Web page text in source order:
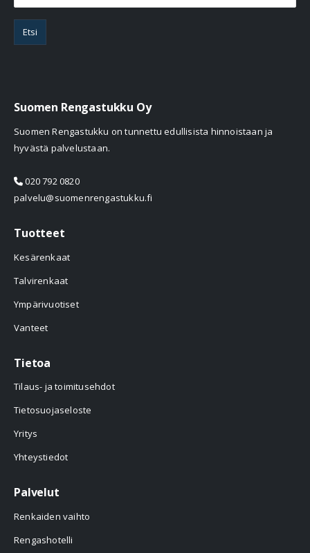
Etsi
Suomen Rengastukku Oy
Suomen Rengastukku on tunnettu edullisista hinnoistaan ja
hyvästä palvelustaan.
020 792 0820
palvelu@suomenrengastukku.fi
Tuotteet
Kesärenkaat
Talvirenkaat
Ympärivuotiset
Vanteet
Tietoa
Tilaus- ja toimitusehdot
Tietosuojaseloste
Yritys
Yhteystiedot
Palvelut
Renkaiden vaihto
Rengashotelli